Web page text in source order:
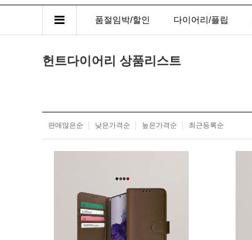
품절임박/할인 다이어리/플립
헌트다이어리 상품리스트
판매많은순 낮은가격순 높은가격순 최근등록순